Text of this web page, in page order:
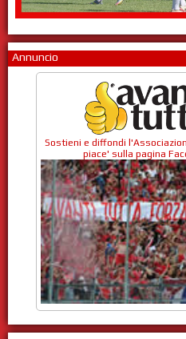
Annuncio
Sostieni e diffondi
piace' sulla pagina